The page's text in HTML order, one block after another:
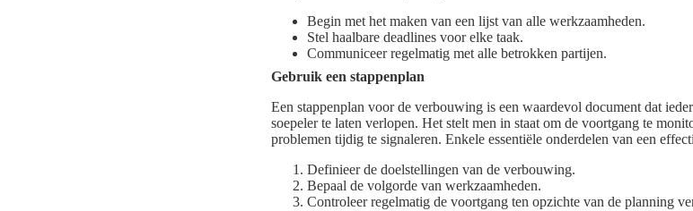
Begin met het maken van een lijst van alle werkzaamheden.
Stel haalbare deadlines voor elke taak.
Communiceer regelmatig met alle betrokken partijen.
Gebruik een stappenplan
Een stappenplan voor de verbouwing is een waardevol document dat
soepeler te laten verlopen. Het stelt men in staat om de voortgang te
problemen tijdig te signaleren. Enkele essentiële onderdelen van een
Definieer de doelstellingen van de verbouwing.
Bepaal de volgorde van werkzaamheden.
Controleer regelmatig de voortgang ten opzichte van de planning